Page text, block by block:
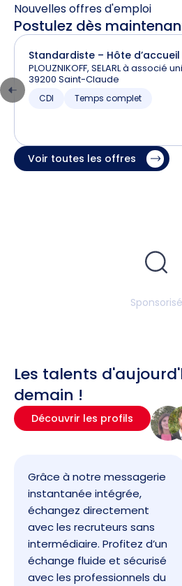
Nouvelles offres d'emploi
Postulez dès
Standardiste – Hôte
PLOUZNIKOFF, SELARL à associé
39200 Saint-Claude
CDI Temps complet
Voir toutes les offres
Sponsorisé
Les talents
demain !
Découvrir les profils
Grâce à notre messagerie
instantanée intégrée,
échangez directement
avec les recruteurs sans
intermédiaire. Profitez d’un
échange fluide et sécurisé
avec les professionnels du